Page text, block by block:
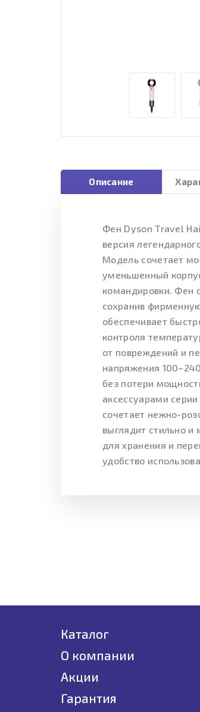
Описание
Фен Dyson Travel
версия
Модель сочетает
уменьшенный
командировки. Фен
сохранив
обеспечивает
контроля
от повреждений и
напряжения
без потери
аксессуарами
сочетает нежно-
выглядит стильно
для хранения и
удобство
Каталог
О компании
Акции
Гарантия